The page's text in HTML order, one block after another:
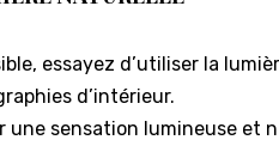
essayez d’utiliser la
d’intérieur.
une sensation lumineuse et